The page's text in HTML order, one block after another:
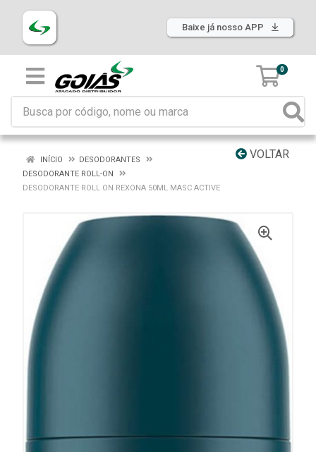
Baixe já nosso APP
0
VOLTAR
INÍCIO
DESODORANTES
DESODORANTE ROLL-ON
DESODORANTE ROLL ON REXONA 50ML MASC ACTIVE